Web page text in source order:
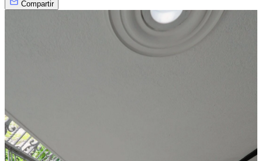
Compartir